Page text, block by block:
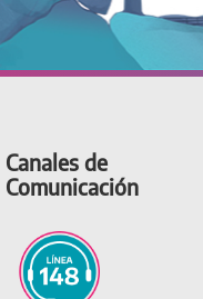
Canales de
Comunicación